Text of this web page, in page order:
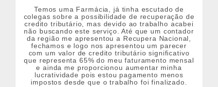
Temos uma Farmácia, já tinha escutado de
colegas sobre a possibilidade de recuperação de
credito tributário, mas devido ao trabalho acabei
não buscando este serviço. Até que um contador
da região me apresentou a Recupera Nacional,
fechamos e logo nos apresentou um parecer
com um valor de credito tributário significativo
que representa 65% do meu faturamento mensal
e ainda me proporcionou aumentar minha
lucratividade pois estou pagamento menos
impostos desde que o trabalho foi finalizado.